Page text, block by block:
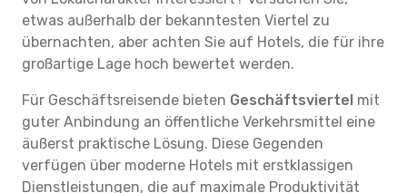
etwas außerhalb der bekanntesten Viertel zu
übernachten, aber achten Sie auf Hotels, die für ihre
großartige Lage hoch bewertet werden.
Für Geschäftsreisende bieten Geschäftsviertel mit
guter Anbindung an öffentliche Verkehrsmittel eine
äußerst praktische Lösung. Diese Gegenden
verfügen über moderne Hotels mit erstklassigen
Dienstleistungen, die auf maximale Produktivität